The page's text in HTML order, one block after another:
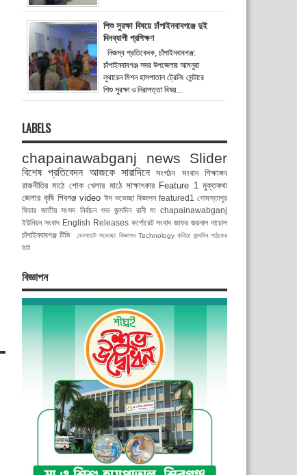
শিশু সুরক্ষা বিষয়ে চাঁপাইনবাবগঞ্জে দুই
দিনব্যাপী প্রশিক্ষণ
নিজস্ব প্রতিবেদক, চাঁপাইনবাবগঞ্জ:
চাঁপাইনবাবগঞ্জ সদর উপজেলার আমনুরা
লুথারেন মিশন হাসপাতাল ট্রেনিং সেন্টারে
শিশু সুরক্ষা ও নিরাপত্তা বিষয়...
LABELS
chapainawabganj news Slider
বিশেষ প্রতিবেদন আজকে সারাদিনে সংগঠন সংবাদ
শিক্ষাঙ্গন
রাজনীতির মাঠে শোক খেলার মাঠে সাক্ষাৎকার Feature 1 মুক্তকথা
জেলার কৃষি শিবগঞ্জ video ঈদ শুভেচ্ছা বিজ্ঞাপন featured1 গোমস্তাপুর
ফিচার জাতীয় সংসদ নির্বাচন শুভ জন্মদিন রানী মা chapainawabganj
ইউনিয়ন সংবাদ English Releases কর্পোরেট সংবাদ জাফর জয়নাল নাচোল
চাঁপাইনবাবগঞ্জ টিভি
ভোলাহাট শুভেচ্ছা বিজ্ঞাপন Technology কবিতা জন্মদিন পাঠকের
চিঠি
বিজ্ঞাপন